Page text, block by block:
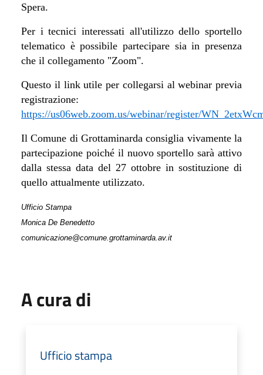
Spera.
Per i tecnici interessati all'utilizzo dello sportello
telematico è possibile partecipare sia in presenza
che il collegamento "Zoom".
Questo il link utile per collegarsi al webinar previa
registrazione:
https://us06web.zoom.us/webinar/register/
Il Comune di Grottaminarda consiglia vivamente la
partecipazione poiché il nuovo sportello sarà attivo
dalla stessa data del 27 ottobre in sostituzione di
quello attualmente utilizzato.
Ufficio Stampa
Monica De Benedetto
comunicazione@comune.grottaminarda.av.it
A cura di
Ufficio stampa